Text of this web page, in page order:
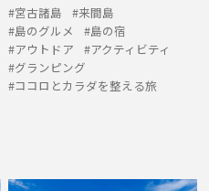
宮古諸島
来間島
島のグルメ
島の宿
アウトドア
アクティビティ
グランピング
ココロとカラダを整える旅